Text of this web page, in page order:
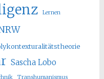
Lernen
Sascha Lobo
Transhumanismus